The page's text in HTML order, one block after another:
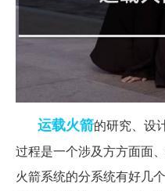
运载火箭的研究、设
过程是一个涉及方方面面
火箭系统的分系统有好几